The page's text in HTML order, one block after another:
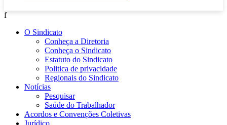
f
O Sindicato
Conheça a Diretoria
Conheça o Sindicato
Estatuto do Sindicato
Politica de privacidade
Regionais do Sindicato
Notícias
Pesquisar
Saúde do Trabalhador
Acordos e Convenções Coletivas
Jurídico